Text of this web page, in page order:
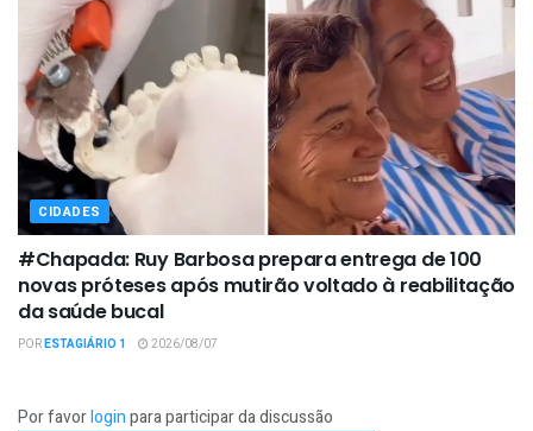
CIDADES
#Chapada: Ruy Barbosa prepara entrega de 100
novas próteses após mutirão voltado à reabilitação
da saúde bucal
PORESTAGIÁRIO 1 2026/08/07
Por favorloginpara participar da discussão